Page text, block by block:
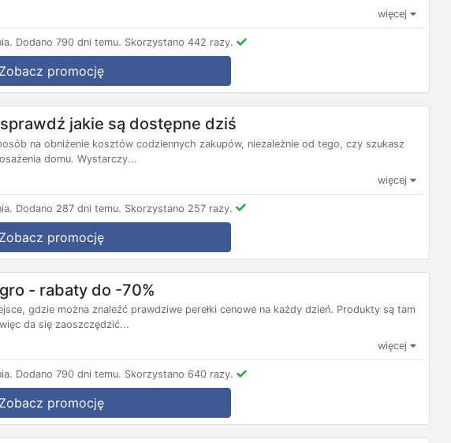
więcej
Dodano 790 dni temu. Skorzystano 442 razy.
Zobacz promocję
jakie są dostępne dziś
na obniżenie kosztów codziennych zakupów, niezależnie od tego, czy szukasz
domu. Wystarczy...
więcej
Dodano 287 dni temu. Skorzystano 257 razy.
Zobacz promocję
- rabaty do -70%
gdzie można znaleźć prawdziwe perełki cenowe na każdy dzień. Produkty są tam
da się zaoszczędzić...
więcej
Dodano 790 dni temu. Skorzystano 640 razy.
Zobacz promocję